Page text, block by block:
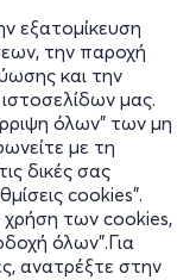
εξατομίκευση
την παροχή
και την
μας.
όλων" των μη
με τη
δικές σας
cookies".
χρήση των cookies,
όλων".Για
ανατρέξτε στην
μυστηρίων
γραφή, αγγεία,
ξετυλίγεται στον